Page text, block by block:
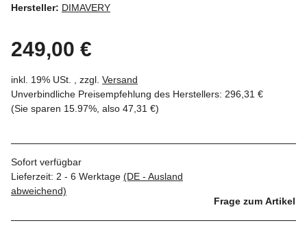
Hersteller: DIMAVERY
249,00 €
inkl. 19% USt. , zzgl. Versand
Unverbindliche Preisempfehlung des Herstellers: 296,31 €
(Sie sparen 15.97% , also 47,31 €)
Sofort verfügbar
Lieferzeit: 2 - 6 Werktage (DE - Ausland
abweichend)
Frage zum Artikel